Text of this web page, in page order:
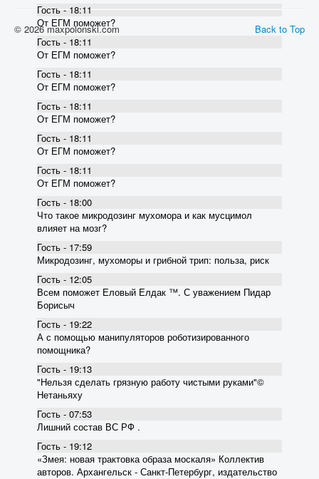
Гость - 18:11
От ЕГМ поможет?
Гость - 18:11
От ЕГМ поможет?
Гость - 18:11
От ЕГМ поможет?
Гость - 18:11
От ЕГМ поможет?
Гость - 18:11
От ЕГМ поможет?
Гость - 18:11
От ЕГМ поможет?
Гость - 18:00
Что такое микродозинг мухомора и как мусцимол
влияет на мозг?
Гость - 17:59
Микродозинг, мухоморы и грибной трип: польза, риск
Гость - 12:05
Всем поможет Еловый Елдак ™. С уважением Пидар
Борисыч
Гость - 19:22
А с помощью манипуляторов роботизированного
помощника?
Гость - 19:13
"Нельзя сделать грязную работу чистыми руками"©
Нетаньяху
Гость - 07:53
Лишний состав ВС РФ .
Гость - 19:12
«Змея: новая трактовка образа москаля» Коллектив
авторов. Архангельск - Санкт-Петербург, издательство
Back to Top
© 2026 maxpolonski.com